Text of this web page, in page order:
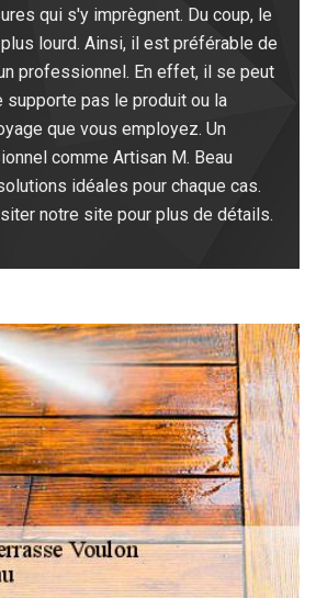
qui s'y imprègnent. Du coup, le
lourd. Ainsi, il est préférable de
professionnel. En effet, il se peut
supporte pas le produit ou la
que vous employez. Un
comme Artisan M. Beau
idéales pour chaque cas.
notre site pour plus de détails.